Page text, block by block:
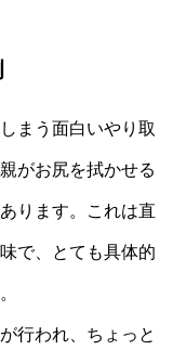
まう面白いやり取
がお尻を拭かせる
ります。これは直
で、とても具体的
行われ、ちょっと